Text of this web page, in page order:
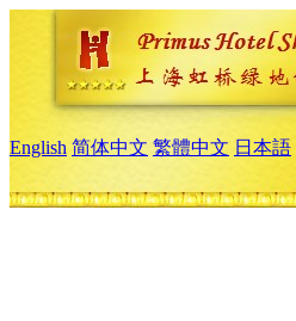
English 简体中文 繁體中文 日本語